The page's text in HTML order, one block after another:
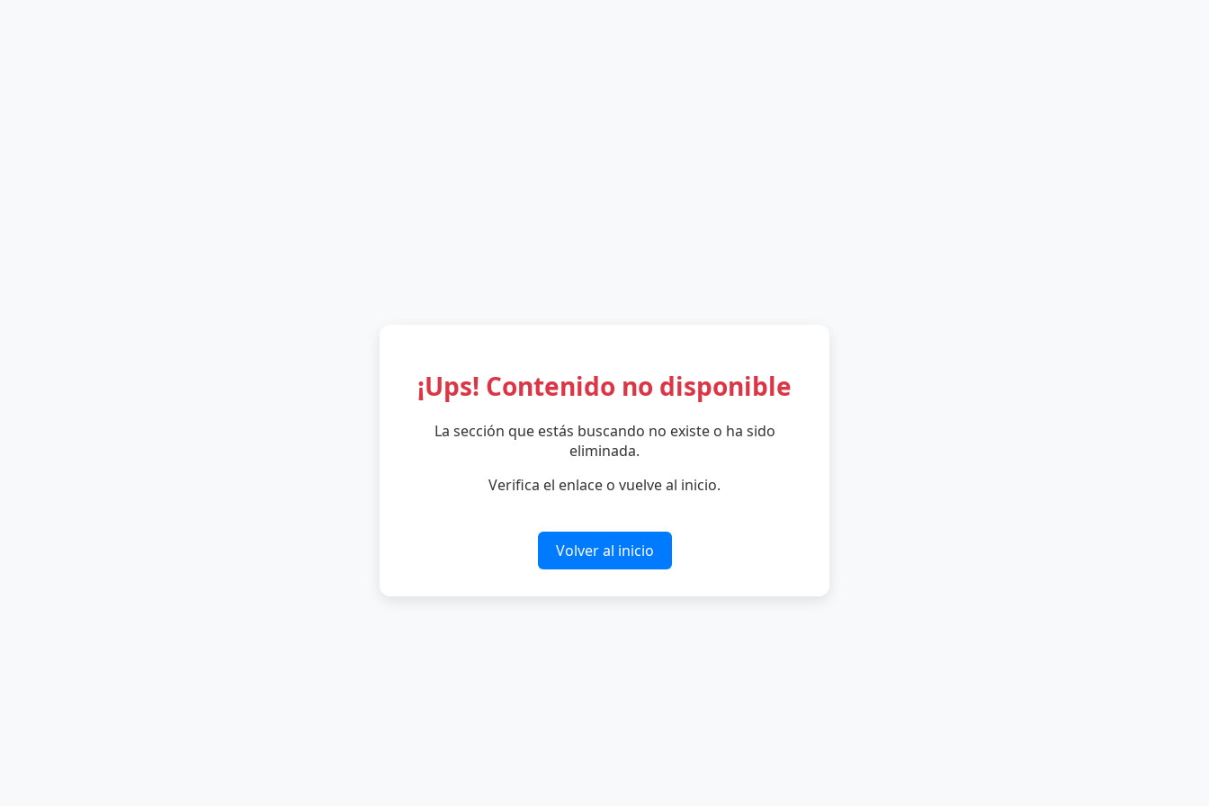
¡Ups! Contenido no disponible
La sección que estás buscando no existe o ha sido
eliminada.
Verifica el enlace o vuelve al inicio.
Volver al inicio